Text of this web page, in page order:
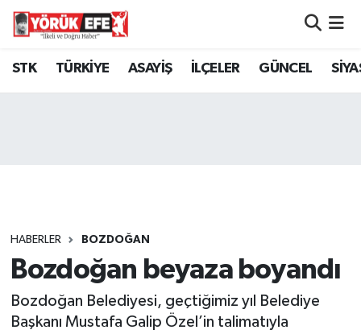
STK TÜRKİYE ASAYİŞ İLÇELER GÜNCEL
HABERLER BOZDOĞAN
Bozdoğan beyaza boyandı
Bozdoğan Belediyesi, geçtiğimiz yıl Belediye
Başkanı Mustafa Galip Özel’in talimatıyla
Aydın Nöbetçi Eczaneler
Tüm Manşetler
Son Dakika Haberleri